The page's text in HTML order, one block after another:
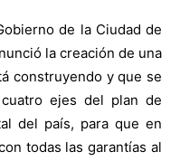
de la Ciudad de
la creación de una
construyendo y que se
ejes del plan de
del país, para que en
todas las garantías al